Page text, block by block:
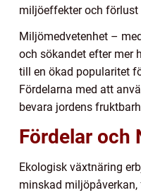
miljöeffekter och
Miljömedvetenhet –
och sökandet efter mer
till en ökad popularitet
Fördelarna med att
bevara jordens
Fördelar och
Ekologisk växtnäring
minskad